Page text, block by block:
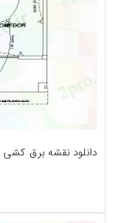
دانلود نقشه برق کشی ،